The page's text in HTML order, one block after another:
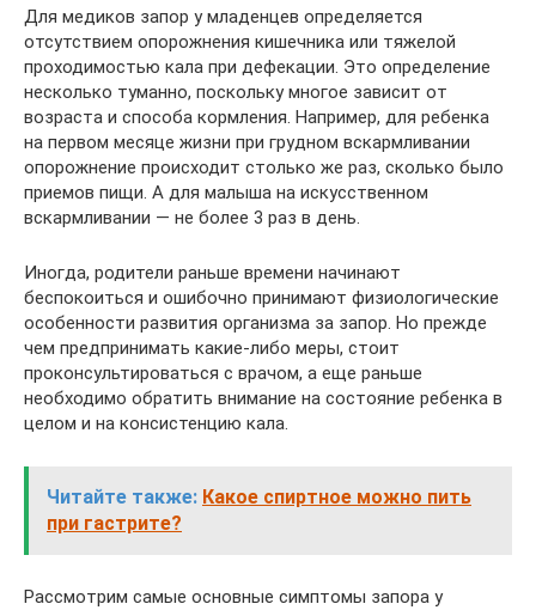
Для медиков запор у младенцев определяется
отсутствием опорожнения кишечника или тяжелой
проходимостью кала при дефекации. Это определение
несколько туманно, поскольку многое зависит от
возраста и способа кормления. Например, для ребенка
на первом месяце жизни при грудном вскармливании
опорожнение происходит столько же раз, сколько было
приемов пищи. А для малыша на искусственном
вскармливании — не более 3 раз в день.
Иногда, родители раньше времени начинают
беспокоиться и ошибочно принимают физиологические
особенности развития организма за запор. Но прежде
чем предпринимать какие-либо меры, стоит
проконсультироваться с врачом, а еще раньше
необходимо обратить внимание на состояние ребенка в
целом и на консистенцию кала.
Читайте также: Какое спиртное можно пить
при гастрите?
Рассмотрим самые основные симптомы запора у